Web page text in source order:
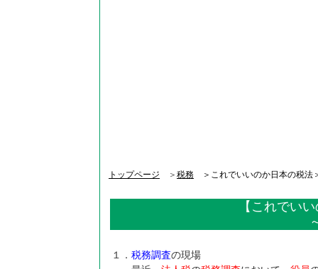
トップページ ＞ 税務 ＞これでいいのか日本の税法
【これでい
１． 税務調査の現場